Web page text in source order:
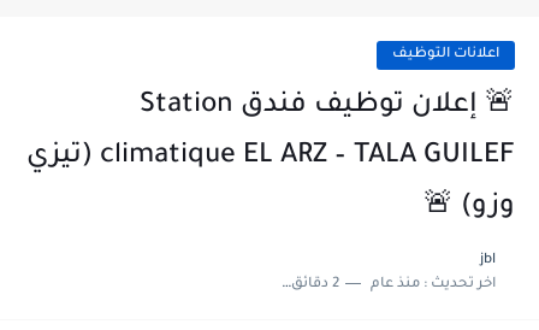
اعلانات التوظيف
🚨 إعلان توظيف فندق Station
climatique EL ARZ – TALA GUILEF (تيزي
وزو) 🚨
jbl
اخر تحديث :منذ عام 2 دقائق للقراءة